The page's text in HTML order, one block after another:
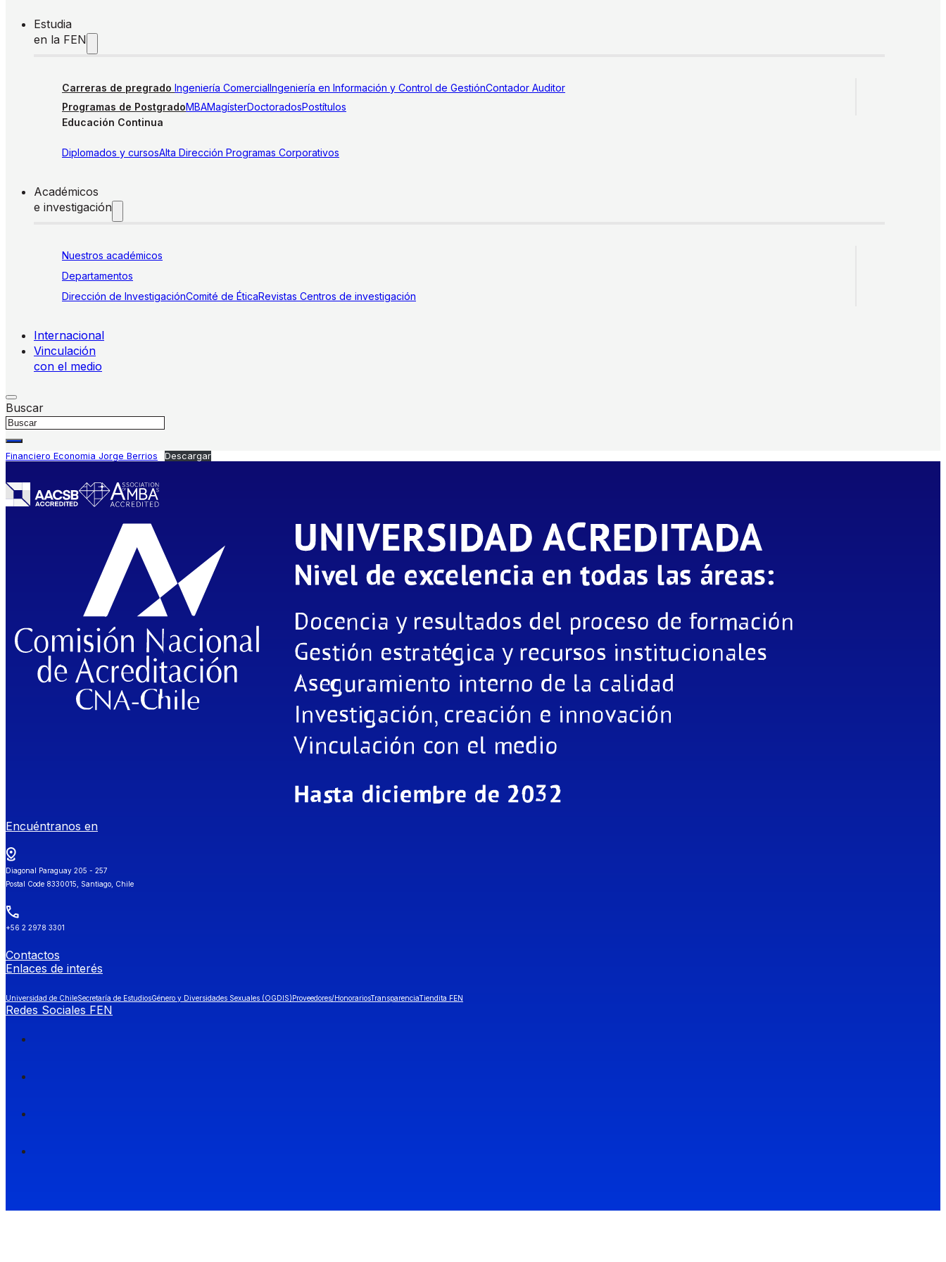
Estudia
en la FEN
Carreras de pregrado Ingeniería ComercialIngeniería en Información y Control de GestiónContador Auditor
Programas de PostgradoMBAMagísterDoctoradosPostítulos
Educación Continua
Diplomados y cursosAlta Dirección Programas Corporativos
Académicos
e investigación
Nuestros académicos
Departamentos
Dirección de InvestigaciónComité de ÉticaRevistas Centros de investigación
Internacional
Vinculación
con el medio
Buscar
Financiero Economia Jorge Berrios Descargar
Encuéntranos en
Diagonal Paraguay 205 - 257
Postal Code 8330015, Santiago, Chile
+56 2 2978 3301
Contactos
Enlaces de interés
Universidad de ChileSecretaría de EstudiosGénero y Diversidades Sexuales (OGDIS)Proveedores/HonorariosTransparenciaTiendita FEN
Redes Sociales FEN